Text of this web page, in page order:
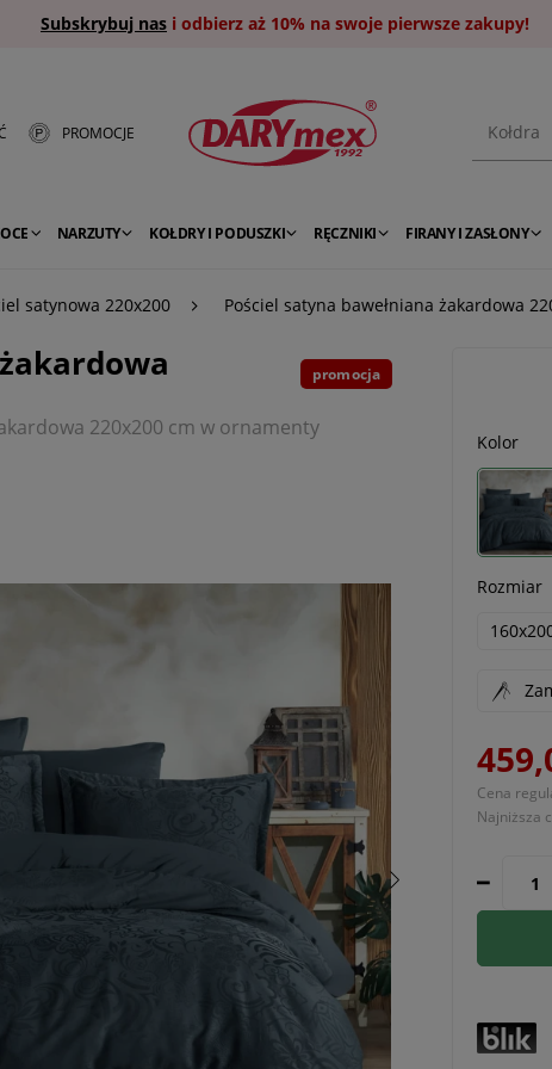
Subskrybuj nas i odbierz aż 10% na swoje pierwsze zakupy!
PROMOCJE
NARZUTY KOŁDRY I PODUSZKI RĘCZNIKI FIRANY I ZASŁONY
satynowa 220x200 Pościel satyna bawełniana żakardowa
220x200 cm w ornamenty
promocja
Kolor
Rozmiar
Cena
Najniższa